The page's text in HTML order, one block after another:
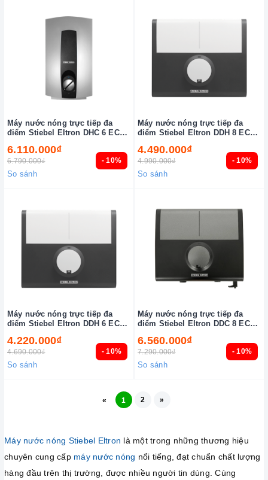
- 10%
Máy nước nóng trực tiếp đa
điểm Stiebel Eltron DHC 6 EC
6.110.000₫
6.790.000₫
So sánh
- 10%
Máy nước nóng trực tiếp đa
điểm Stiebel Eltron DDH 8 EC
4.490.000₫
4.990.000₫
So sánh
- 10%
Máy nước nóng trực tiếp đa
điểm Stiebel Eltron DDH 6 EC
4.220.000₫
4.690.000₫
So sánh
- 10%
Máy nước nóng trực tiếp đa
điểm Stiebel Eltron DDC 8 EC
6.560.000₫
7.290.000₫
So sánh
« 1 2 »
Máy nước nóng Stiebel Eltron là một trong những thương hiệu
chuyên cung cấp máy nước nóng nổi tiếng, đạt chuẩn chất lượng
hàng đầu trên thị trường, được nhiều người tin dùng. Cùng